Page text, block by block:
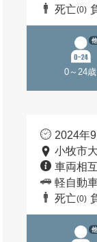
死亡(0)
0～24歳
他
2024年
小牧市
車両相
軽自動車
死亡(0)
他